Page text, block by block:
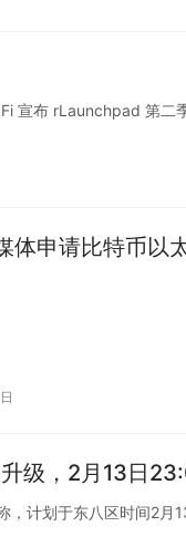
宣布 rLaunchpad 第二
体申请比特币以
级，2月13日
计划于东八区时间2月